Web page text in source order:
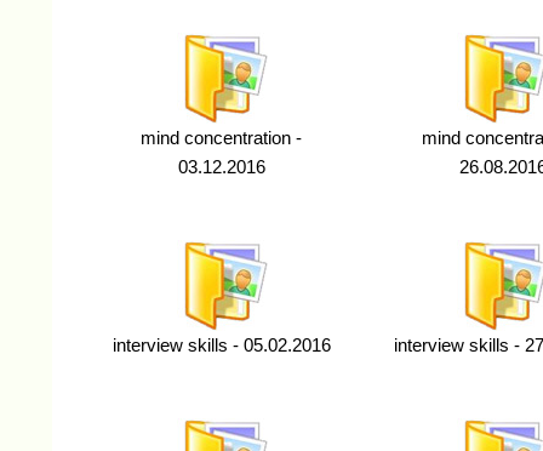
mind concentration -
03.12.2016
mind
interview skills - 05.02.2016 interview skills -